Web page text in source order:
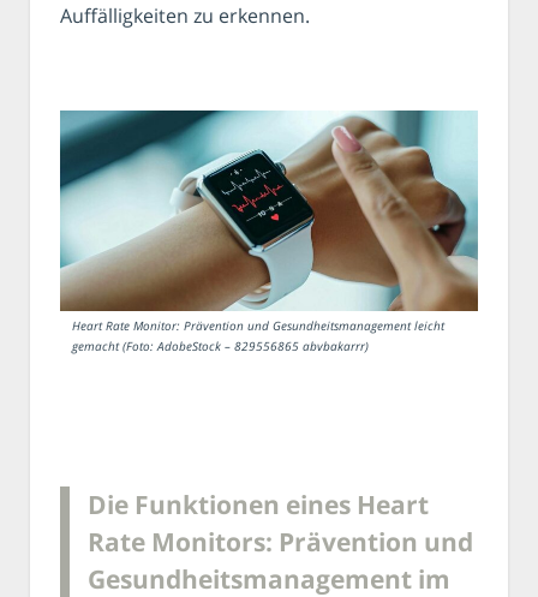
Auffälligkeiten zu erkennen.
Heart Rate Monitor: Prävention und Gesundheitsmanagement leicht
gemacht (Foto: AdobeStock – 829556865 abvbakarrr)
Die Funktionen eines Heart
Rate Monitors: Prävention und
Gesundheitsmanagement im